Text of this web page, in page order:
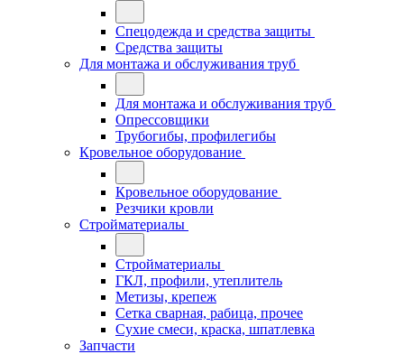
Спецодежда и средства защиты
Средства защиты
Для монтажа и обслуживания труб
Для монтажа и обслуживания труб
Опрессовщики
Трубогибы, профилегибы
Кровельное оборудование
Кровельное оборудование
Резчики кровли
Стройматериалы
Стройматериалы
ГКЛ, профили, утеплитель
Метизы, крепеж
Сетка сварная, рабица, прочее
Сухие смеси, краска, шпатлевка
Запчасти